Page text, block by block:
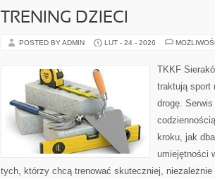
TRENING DZIECI
POSTED BY ADMIN LUT - 24 - 2026
TKKF
traktują sport
drogę.
kroku, jak
umiejętności
tych, którzy chcą trenować skuteczniej,